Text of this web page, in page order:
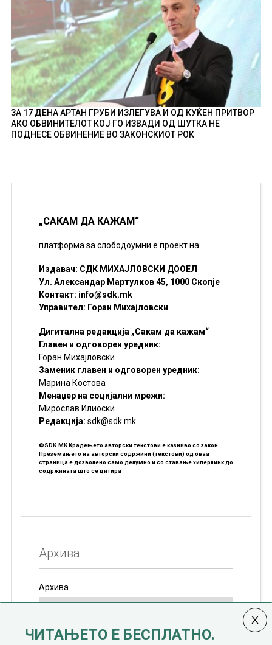
ЗА 17 ДЕНА АРТАН ГРУБИ ИЗЛЕГУВА И ОД КУЌЕН ПРИТВОР
АКО ОБВИНИТЕЛОТ КОЈ ГО ИЗВАДИ ОД ШУТКА НЕ
ПОДНЕСЕ ОБВИНЕНИЕ ВО ЗАКОНСКИОТ РОК
„САКАМ ДА КАЖАМ“
платформа за слободоумни е проект на
Издавач: СДК МИХАЈЛОВСКИ ДООЕЛ
Ул. Александар Мартулков 45, 1000 Скопје
Контакт: info@sdk.mk
Управител: Горан Михајловски
Дигитална редакција „Сакам да кажам“
Главен и одговорен уредник:
Горан Михајловски
Заменик главен и одговорен уредник:
Марина Костова
Менаџер на социјални мрежи:
Мирослав Илиоски
Редакцијa: sdk@sdk.mk
©SDK.MK Крадењето авторски текстови е казниво со закон.
Преземањето на авторски содржини (текстови) од оваа
страница е дозволено само делумно и со ставање хиперлинк до
содржината што се цитира
Архива
Архива
ЧИТАЊЕТО Е БЕСПЛАТНО.